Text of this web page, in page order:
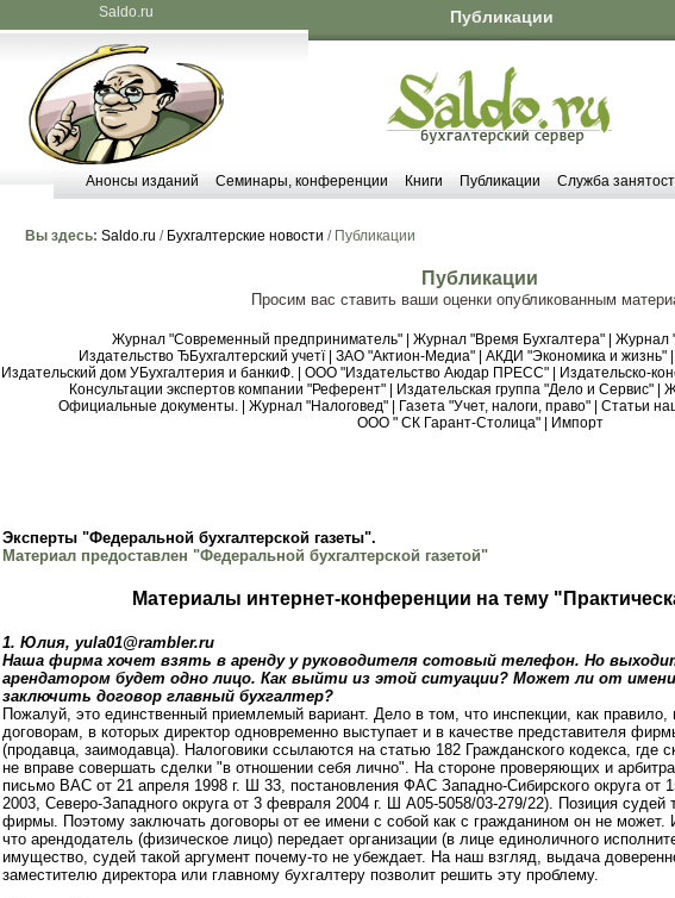
Saldo.ru Публикации
Анонсы изданий Семинары, конференции Книги Публикации Служба
Вы здесь: Saldo.ru / Бухгалтерские новости / Публикации
Публикации
Просим вас ставить ваши оценки опубликованным
Журнал "Современный предприниматель"| Журнал "Время Бухгалтера"| Журнал
Издательство ЂБухгалтерский учетї| ЗАО "Актион-Медиа" АКДИ "Экономика и жизнь"
Издательский дом УБухгалтерия и банкиФ.
ООО "Издательство Аюдар ПРЕСС" Издательско-
Консультации экспертов компании "Референт"
Издательская группа "Дело и Сервис"
Официальные документы.
Журнал "Налоговед" Газета "Учет, налоги, право" Статьи
ООО " СК Гарант-Столица"| Импорт
Эксперты "Федеральной бухгалтерской газеты".
Материал предоставлен "Федеральной бухгалтерской газетой"
Материалы интернет-конференции на тему
1. Юлия, yula01@rambler.ru
Наша фирма хочет взять в аренду у руководителя сотовый телефон. Но
арендатором будет одно лицо. Как выйти из этой ситуации? Может ли от имени
заключить договор главный бухгалтер?
Пожалуй, это единственный приемлемый вариант. Дело в том, что инспекции, как
договорам, в которых директор одновременно выступает и в качестве представителя
(продавца, заимодавца). Налоговики ссылаются на статью 182 Гражданского кодекса, где
не вправе совершать сделки "в отношении себя лично". На стороне проверяющих и
письмо ВАС от 21 апреля 1998 г. Ш 33, постановления ФАС Западно-Сибирского округа от
2003, Северо-Западного округа от 3 февраля 2004 г. Ш А05-5058/03-279/22). Позиция судей
фирмы. Поэтому заключать договоры от ее имени с собой как с гражданином он не может.
что арендодатель (физическое лицо) передает организации (в лице единоличного
имущество, судей такой аргумент почему-то не убеждает. На наш взгляд, выдача
заместителю директора или главному бухгалтеру позволит решить эту проблему.